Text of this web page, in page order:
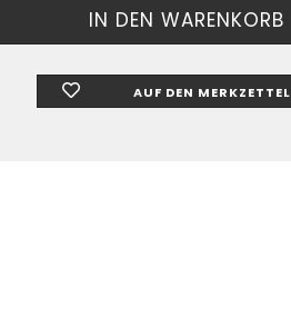
AUF DEN MERKZETTEL